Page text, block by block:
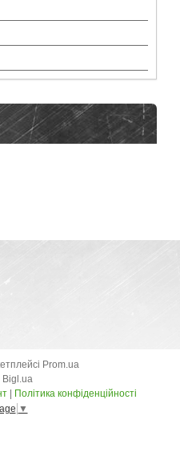
Prom.ua
Bigl.ua
Політика конфіденційності
▼